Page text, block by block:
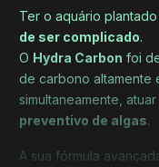
Ter o aquário
de ser complicado.
O Hydra Carbon foi
de carbono altamente
simultaneamente,
preventivo de algas.
A sua fórmula